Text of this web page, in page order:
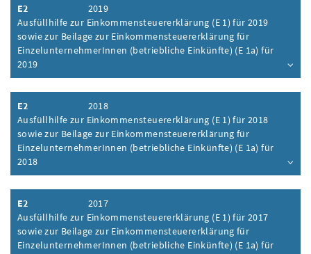
E2
2019
Ausfüllhilfe zur Einkommensteuererklärung (E 1) für 2019
sowie zur Beilage zur Einkommensteuererklärung für
EinzelunternehmerInnen (betriebliche Einkünfte) (E 1a) für
2019
Inhalt aufklappen
E2
2018
Ausfüllhilfe zur Einkommensteuererklärung (E 1) für 2018
sowie zur Beilage zur Einkommensteuererklärung für
EinzelunternehmerInnen (betriebliche Einkünfte) (E 1a) für
2018
Inhalt aufklappen
E2
2017
Ausfüllhilfe zur Einkommensteuererklärung (E 1) für 2017
sowie zur Beilage zur Einkommensteuererklärung für
EinzelunternehmerInnen (betriebliche Einkünfte) (E 1a) für